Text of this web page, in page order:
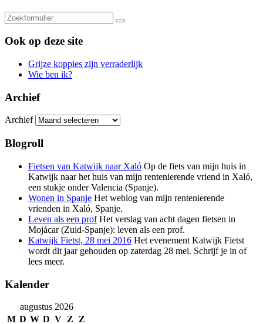
Ook op deze site
Grijze koppies zijn verraderlijk
Wie ben ik?
Archief
Archief
Blogroll
Fietsen van Katwijk naar Xaló Op de fiets van mijn huis in
Katwijk naar het huis van mijn rentenierende vriend in Xaló,
een stukje onder Valencia (Spanje).
Wonen in Spanje Het weblog van mijn rentenierende
vrienden in Xaló, Spanje.
Leven als een profHet verslag van acht dagen fietsen in
Mojácar (Zuid-Spanje): leven als een prof.
Katwijk Fietst, 28 mei 2016 Het evenement Katwijk Fietst
wordt dit jaar gehouden op zaterdag 28 mei. Schrijf je in of
lees meer.
Kalender
augustus 2026
M D W D V Z Z